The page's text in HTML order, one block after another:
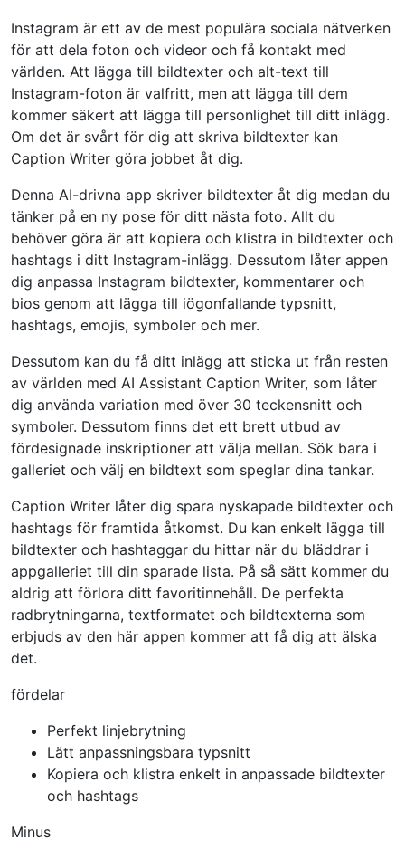
Instagram är ett av de mest populära sociala nätverken
för att dela foton och videor och få kontakt med
världen. Att lägga till bildtexter och alt-text till
Instagram-foton är valfritt, men att lägga till dem
kommer säkert att lägga till personlighet till ditt inlägg.
Om det är svårt för dig att skriva bildtexter kan
Caption Writer göra jobbet åt dig.
Denna AI-drivna app skriver bildtexter åt dig medan du
tänker på en ny pose för ditt nästa foto. Allt du
behöver göra är att kopiera och klistra in bildtexter och
hashtags i ditt Instagram-inlägg. Dessutom låter appen
dig anpassa Instagram bildtexter, kommentarer och
bios genom att lägga till iögonfallande typsnitt,
hashtags, emojis, symboler och mer.
Dessutom kan du få ditt inlägg att sticka ut från resten
av världen med AI Assistant Caption Writer, som låter
dig använda variation med över 30 teckensnitt och
symboler. Dessutom finns det ett brett utbud av
fördesignade inskriptioner att välja mellan. Sök bara i
galleriet och välj en bildtext som speglar dina tankar.
Caption Writer låter dig spara nyskapade bildtexter och
hashtags för framtida åtkomst. Du kan enkelt lägga till
bildtexter och hashtaggar du hittar när du bläddrar i
appgalleriet till din sparade lista. På så sätt kommer du
aldrig att förlora ditt favoritinnehåll. De perfekta
radbrytningarna, textformatet och bildtexterna som
erbjuds av den här appen kommer att få dig att älska
det.
fördelar
Perfekt linjebrytning
Lätt anpassningsbara typsnitt
Kopiera och klistra enkelt in anpassade bildtexter
och hashtags
Minus